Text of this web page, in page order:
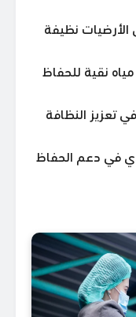
الأرضيات نظيفة
نقية للحفاظ
تعزيز النظافة
في دعم الحفاظ